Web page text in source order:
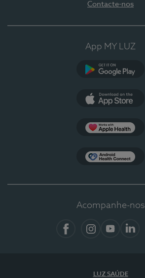
Contacte-nos
App MY LUZ
Acompanhe-nos
LUZ SAÚDE